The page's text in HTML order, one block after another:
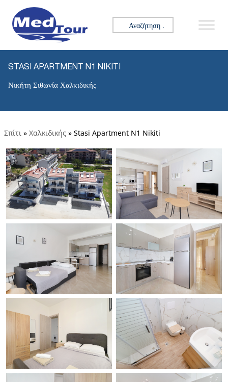
Αναζήτηση για:
STASI APARTMENT N1 NIKITI
Νικήτη Σιθωνία Χαλκιδικής
Σπίτι » Χαλκιδικής » Stasi Apartment N1 Nikiti